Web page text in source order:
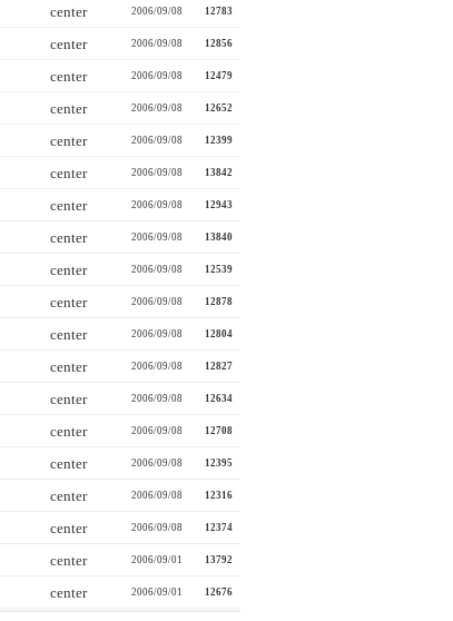
center 2006/09/08 12783
center 2006/09/08 12856
center 2006/09/08 12479
center 2006/09/08 12652
center 2006/09/08 12399
center 2006/09/08 13842
center 2006/09/08 12943
center 2006/09/08 13840
center 2006/09/08 12539
center 2006/09/08 12878
center 2006/09/08 12804
center 2006/09/08 12827
center 2006/09/08 12634
center 2006/09/08 12708
center 2006/09/08 12395
center 2006/09/08 12316
center 2006/09/08 12374
center 2006/09/01 13792
center 2006/09/01 12676